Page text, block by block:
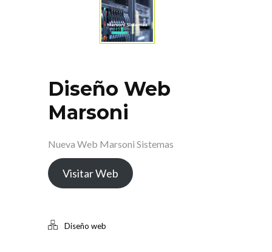
Diseño Web
Marsoni
Nueva Web Marsoni Sistemas
Visitar Web
Diseño web